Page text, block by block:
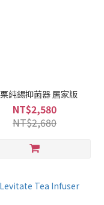
純錫抑菌器 居家版
NT$2,580
NT$2,680